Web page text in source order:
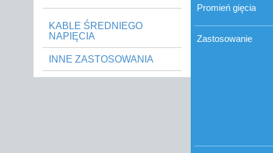
KABLE ŚREDNIEGO
NAPIĘCIA
INNE ZASTOSOWANIA
Promień gięcia
Zastosowanie